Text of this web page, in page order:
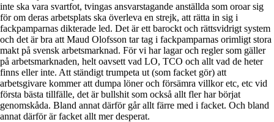
inte ska vara svartfot, tvingas ansvarstagande anställda som oroar sig
för om deras arbetsplats ska överleva en strejk, att rätta in sig i
fackpamparnas dikterade led. Det är ett barockt och rättsvidrigt system
och det är bra att Maud Olofsson tar tag i fackpamparnas orimligt stora
makt på svensk arbetsmarknad. För vi har lagar och regler som gäller
på arbetsmarknaden, helt oavsett vad LO, TCO och allt vad de heter
finns eller inte. Att ständigt trumpeta ut (som facket gör) att
arbetsgivare kommer att dumpa löner och försämra villkor etc, etc vid
första bästa tillfälle, det är bullshit som också allt fler har börjat
genomskåda. Bland annat därför går allt färre med i facket. Och bland
annat därför är facket allt mer desperat.